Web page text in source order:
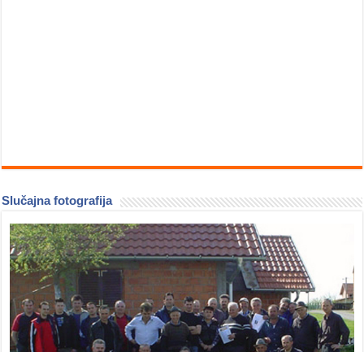
Slučajna fotografija